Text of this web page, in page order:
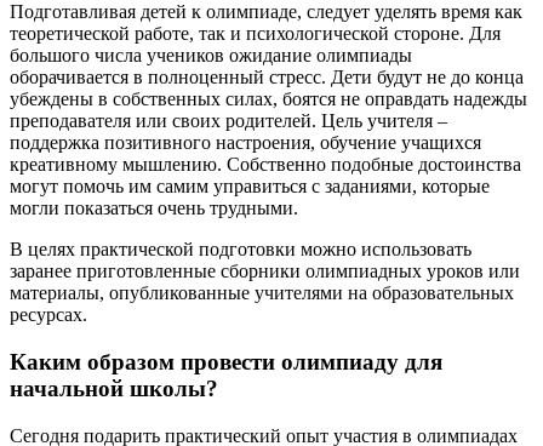
Подготавливая детей к олимпиаде, следует уделять время как
теоретической работе, так и психологической стороне. Для
большого числа учеников ожидание олимпиады
оборачивается в полноценный стресс. Дети будут не до конца
убеждены в собственных силах, боятся не оправдать надежды
преподавателя или своих родителей. Цель учителя –
поддержка позитивного настроения, обучение учащихся
креативному мышлению. Собственно подобные достоинства
могут помочь им самим управиться с заданиями, которые
могли показаться очень трудными.
В целях практической подготовки можно использовать
заранее приготовленные сборники олимпиадных уроков или
материалы, опубликованные учителями на образовательных
ресурсах.
Каким образом провести олимпиаду для
начальной школы?
Сегодня подарить практический опыт участия в олимпиадах